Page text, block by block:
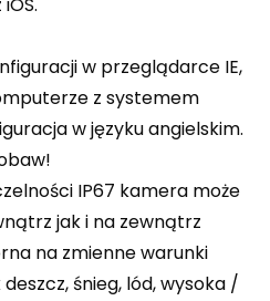
w przeglądarce IE,
z systemem
w języku angielskim.
IP67 kamera może
jak i na zewnątrz
na zmienne warunki
śnieg, lód, wysoka /